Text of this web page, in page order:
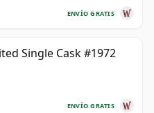
ENVÍO GRATIS
Single Cask #1972
ENVÍO GRATIS